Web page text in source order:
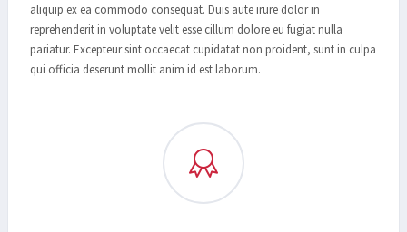
aliquip ex ea commodo consequat. Duis aute irure dolor in
reprehenderit in voluptate velit esse cillum dolore eu fugiat nulla
pariatur. Excepteur sint occaecat cupidatat non proident, sunt in culpa
qui officia deserunt mollit anim id est laborum.